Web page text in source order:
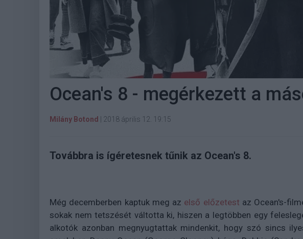
Ocean's 8 - megérkezett a
Milány Botond 2018 április 12. 19:15
Továbbra is ígéretesnek tűnik az Ocean's 8.
Még decemberben kaptuk meg az első előzetest az Ocean's-
sokak nem tetszését váltotta ki, hiszen a legtöbben egy
alkotók azonban megnyugtattak mindenkit, hogy szó sincs